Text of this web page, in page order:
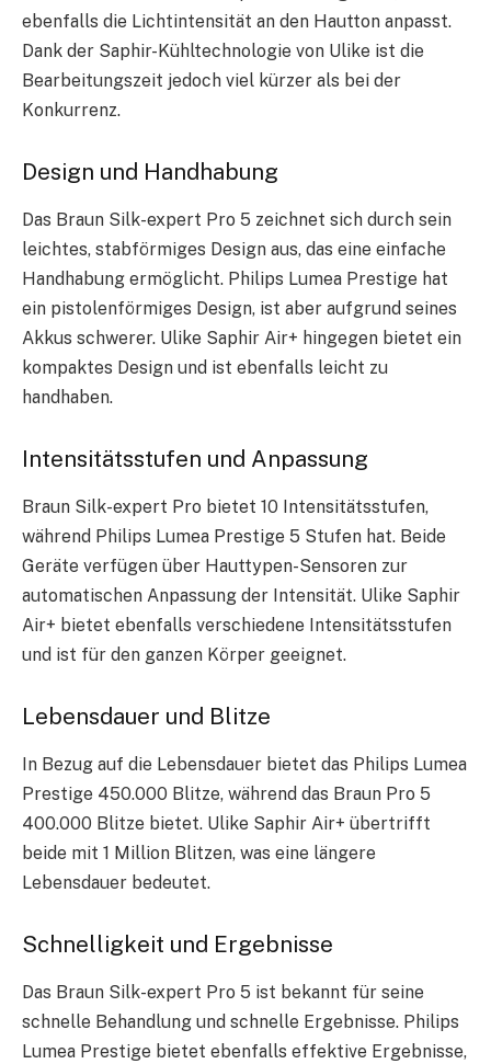
ebenfalls die Lichtintensität an den Hautton anpasst.
Dank der Saphir-Kühltechnologie von Ulike ist die
Bearbeitungszeit jedoch viel kürzer als bei der
Konkurrenz.
Design und Handhabung
Das Braun Silk-expert Pro 5 zeichnet sich durch sein
leichtes, stabförmiges Design aus, das eine einfache
Handhabung ermöglicht. Philips Lumea Prestige hat
ein pistolenförmiges Design, ist aber aufgrund seines
Akkus schwerer. Ulike Saphir Air+ hingegen bietet ein
kompaktes Design und ist ebenfalls leicht zu
handhaben.
Intensitätsstufen und Anpassung
Braun Silk-expert Pro bietet 10 Intensitätsstufen,
während Philips Lumea Prestige 5 Stufen hat. Beide
Geräte verfügen über Hauttypen-Sensoren zur
automatischen Anpassung der Intensität. Ulike Saphir
Air+ bietet ebenfalls verschiedene Intensitätsstufen
und ist für den ganzen Körper geeignet.
Lebensdauer und Blitze
In Bezug auf die Lebensdauer bietet das Philips Lumea
Prestige 450.000 Blitze, während das Braun Pro 5
400.000 Blitze bietet. Ulike Saphir Air+ übertrifft
beide mit 1 Million Blitzen, was eine längere
Lebensdauer bedeutet.
Schnelligkeit und Ergebnisse
Das Braun Silk-expert Pro 5 ist bekannt für seine
schnelle Behandlung und schnelle Ergebnisse. Philips
Lumea Prestige bietet ebenfalls effektive Ergebnisse,